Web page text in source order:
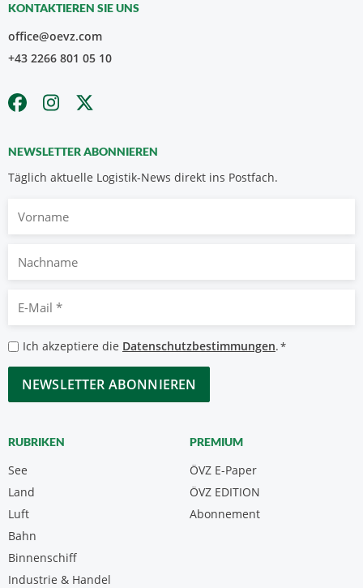
KONTAKTIEREN SIE UNS
office@oevz.com
+43 2266 801 05 10
NEWSLETTER ABONNIEREN
Täglich aktuelle Logistik-News direkt ins Postfach.
Nachname
Mail
*
Datenschutzbestimmungen
*
Ich akzeptiere die Datenschutzbestimmungen.*
CAPTCHA
RUBRIKEN
See
Land
Luft
Bahn
Binnenschiff
Industrie & Handel
PREMIUM
ÖVZ E-Paper
Abonnement
ÖVZ EDITION